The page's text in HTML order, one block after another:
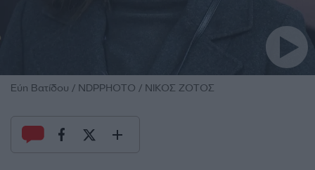
Εύη Βατίδου / NDPPHOTO / ΝΙΚΟΣ ΖΟΤΟΣ